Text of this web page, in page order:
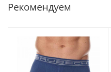
Рекомендуем